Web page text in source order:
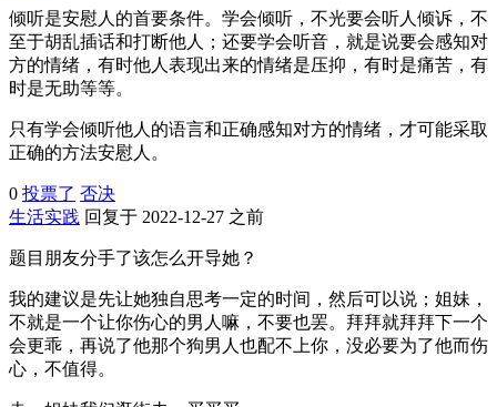
倾听是安慰人的首要条件。学会倾听，不光要会听人倾诉，不
至于胡乱插话和打断他人；还要学会听音，就是说要会感知对
方的情绪，有时他人表现出来的情绪是压抑，有时是痛苦，有
时是无助等等。
只有学会倾听他人的语言和正确感知对方的情绪，才可能采取
正确的方法安慰人。
0 投票了 否决
生活实践 回复于 2022-12-27 之前
题目朋友分手了该怎么开导她？
我的建议是先让她独自思考一定的时间，然后可以说；姐妹，
不就是一个让你伤心的男人嘛，不要也罢。拜拜就拜拜下一个
会更乖，再说了他那个狗男人也配不上你，没必要为了他而伤
心，不值得。